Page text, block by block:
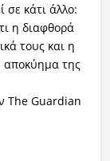
σε κάτι άλλο:
η διαφθορά
τους και η
αποκύημα της
The Guardian